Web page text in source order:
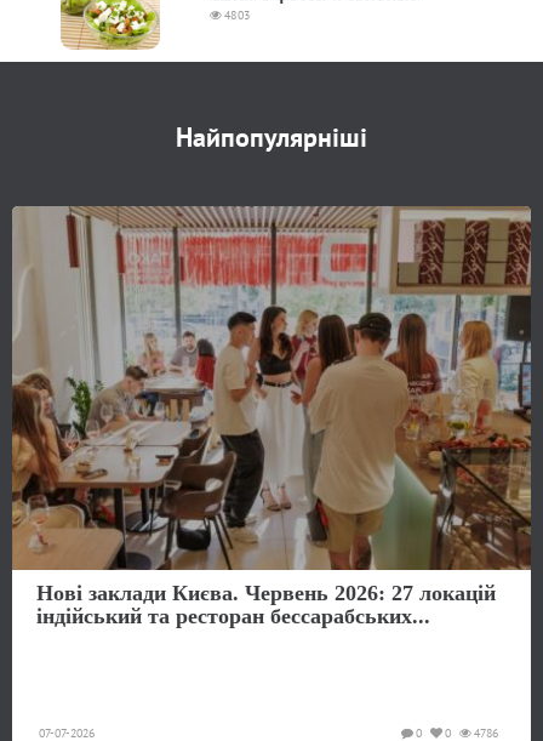
4803
Найпопулярніші
Нові заклади Києва. Червень 2026: 27 локацій
індійський та ресторан бессарабських...
07-07-2026 4786
0
0